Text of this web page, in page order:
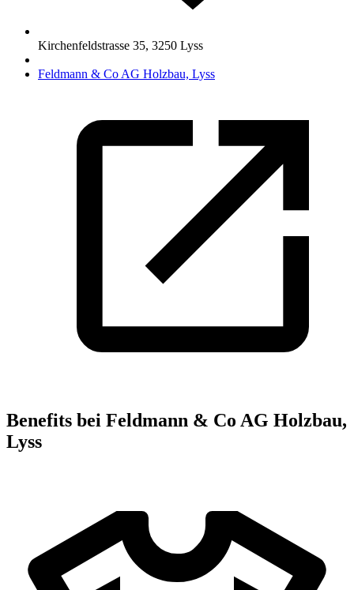
Kirchenfeldstrasse 35, 3250 Lyss
Feldmann & Co AG Holzbau, Lyss
Benefits bei Feldmann & Co AG Holzbau,
Lyss